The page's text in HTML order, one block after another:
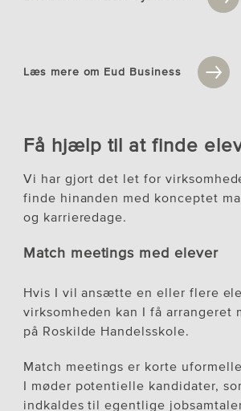
Læs mere om Eud Business
Få hjælp til at finde
Vi har gjort det let for
finde hinanden med konceptet
og karrieredage.
Match meetings med elever
Hvis I vil ansætte en eller flere
virksomheden kan I få arrangeret
på Roskilde Handelsskole.
Match meetings er korte
I møder potentielle kandidater,
indkaldes til egentlige